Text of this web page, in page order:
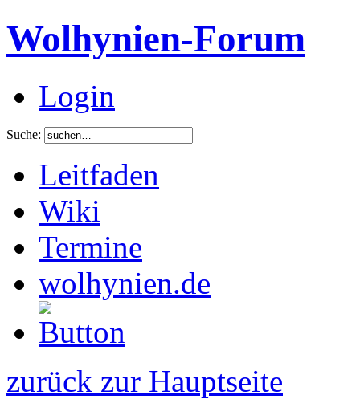
Wolhynien-Forum
Login
Suche:
Leitfaden
Wiki
Termine
wolhynien.de
zurück zur Hauptseite